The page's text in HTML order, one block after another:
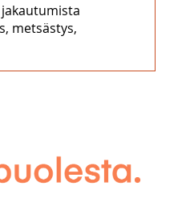
metsästys,